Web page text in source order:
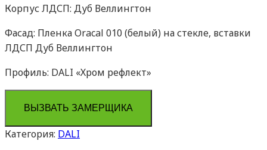
Корпус ЛДСП: Дуб Веллингтон
Фасад: Пленка Oracal 010 (белый) на стекле, вставки
ЛДСП Дуб Веллингтон
Профиль: DALI «Хром рефлект»
ВЫЗВАТЬ ЗАМЕРЩИКА
Категория: DALI